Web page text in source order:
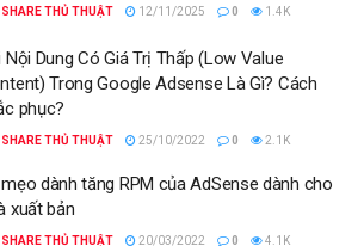
SHARE THỦ THUẬT 12/11/2025 0 1.4K
Nội Dung Có Giá Trị Thấp (Low Value
Trong Google Adsense Là Gì? Cách
phục?
SHARE THỦ THUẬT 25/10/2022 0 2.1K
dành tăng RPM của AdSense dành cho
xuất bản
SHARE THỦ THUẬT 20/03/2022 0 4.1K